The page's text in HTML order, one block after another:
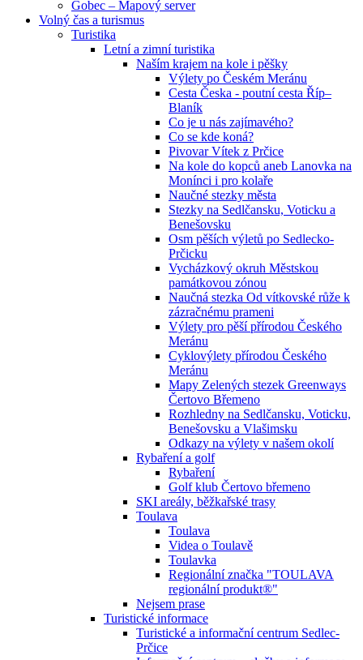
Gobec – Mapový server
Volný čas a turismus
Turistika
Letní a zimní turistika
Naším krajem na kole i pěšky
Výlety po Českém Meránu
Cesta Česka - poutní cesta Říp–
Blaník
Co je u nás zajímavého?
Co se kde koná?
Pivovar Vítek z Prčice
Na kole do kopců aneb Lanovka na
Monínci i pro kolaře
Naučné stezky města
Stezky na Sedlčansku, Voticku a
Benešovsku
Osm pěších výletů po Sedlecko-
Prčicku
Vycházkový okruh Městskou
památkovou zónou
Naučná stezka Od vítkovské růže k
zázračnému prameni
Výlety pro pěší přírodou Českého
Meránu
Cyklovýlety přírodou Českého
Meránu
Mapy Zelených stezek Greenways
Čertovo Břemeno
Rozhledny na Sedlčansku, Voticku,
Benešovsku a Vlašimsku
Odkazy na výlety v našem okolí
Rybaření a golf
Rybaření
Golf klub Čertovo břemeno
SKI areály, běžkařské trasy
Toulava
Toulava
Videa o Toulavě
Toulavka
Regionální značka "TOULAVA
regionální produkt®"
Nejsem prase
Turistické informace
Turistické a informační centrum Sedlec-
Prčice